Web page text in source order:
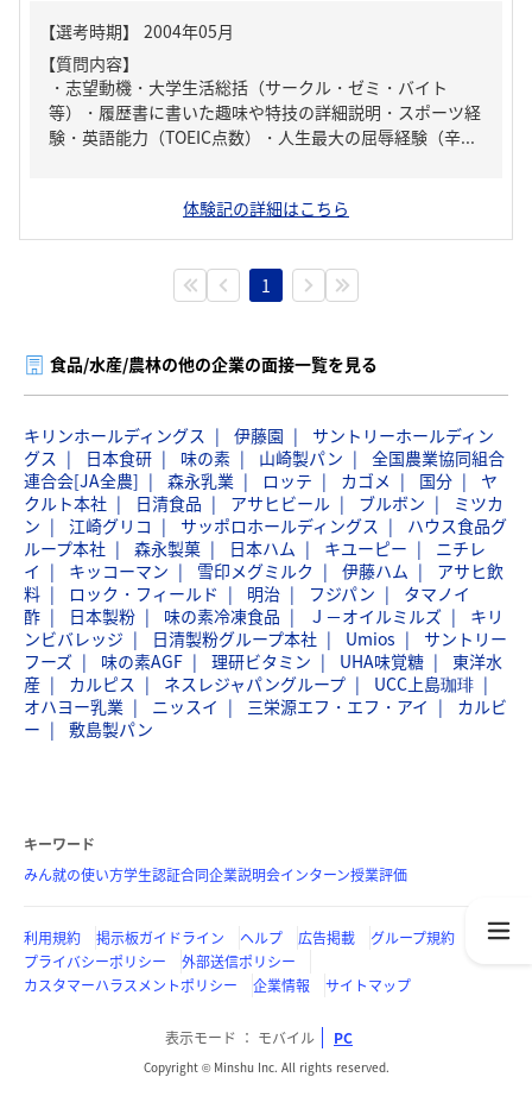
【質問内容】
・志望動機・大学生活総括（サークル・ゼミ・バイト
等）・履歴書に書いた趣味や特技の詳細説明・スポーツ経
験・英語能力（TOEIC点数）・人生最大の屈辱経験（辛...
体験記の詳細はこちら
1
食品/水産/農林の他の企業の面接一覧を見る
キリンホールディングス 伊藤園
サントリーホールディン
グス
日本食研 味の素 山崎製パン
全国農業協同組合
連合会[JA全農]
森永乳業 ロッテ カゴメ 国分
ヤ
クルト本社
日清食品 アサヒビール ブルボン
ミツカ
ン
江崎グリコ サッポロホールディングス
ハウス食品グ
ループ本社
森永製菓 日本ハム キユーピー
ニチレ
イ
キッコーマン 雪印メグミルク 伊藤ハム
アサヒ飲
料
ロック・フィールド 明治 フジパン
タマノイ
酢
日本製粉 味の素冷凍食品 Ｊ－オイルミルズ
キリ
ンビバレッジ
日清製粉グループ本社 Umios
サントリー
フーズ
味の素AGF 理研ビタミン UHA味覚糖
東洋水
産
カルピス ネスレジャパングループ
UCC上島珈琲
オハヨー乳業
ニッスイ 三栄源エフ・エフ・アイ
カルビ
ー
敷島製パン
キーワード
みん就の使い方学生認証合同企業説明会インターン授業評価
利用規約 掲示板ガイドライン ヘルプ 広告掲載
グループ規約
プライバシーポリシー
外部送信ポリシー
カスタマーハラスメントポリシー
企業情報 サイトマップ
表示モード モバイル PC
Copyright © Minshu Inc. All rights reserved.